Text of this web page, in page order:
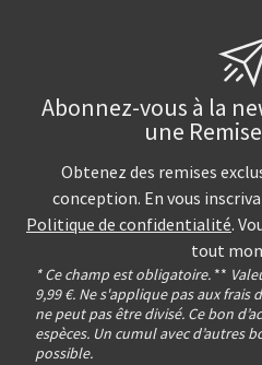
Abonnez-vous à la
une
Obtenez des remises
conception. En vous
Politique de confidentialité.
tout
* Ce champ est obligatoire. **
9,99 €. Ne s'applique pas aux frais
ne peut pas être divisé. Ce bon
espèces. Un cumul avec d’autres
possible.